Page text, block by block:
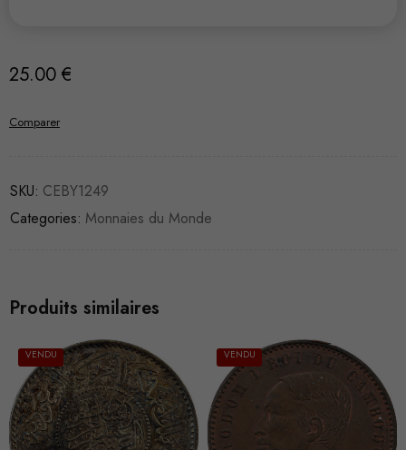
25.00 €
Comparer
SKU: CEBY1249
Categories: Monnaies du Monde
Produits similaires
VENDU VENDU